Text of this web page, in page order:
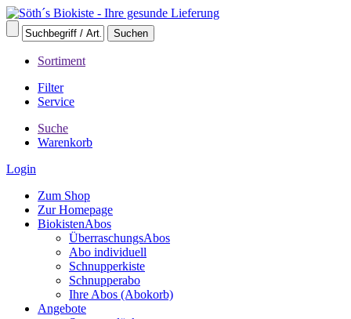
Sortiment
Filter
Service
Suche
Warenkorb
Login
Zum Shop
Zur Homepage
BiokistenAbos
ÜberraschungsAbos
Abo individuell
Schnupperkiste
Schnupperabo
Ihre Abos (Abokorb)
Angebote